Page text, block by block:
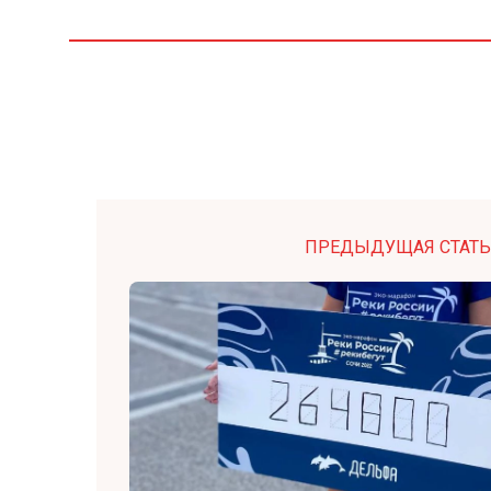
ПРЕДЫДУЩАЯ